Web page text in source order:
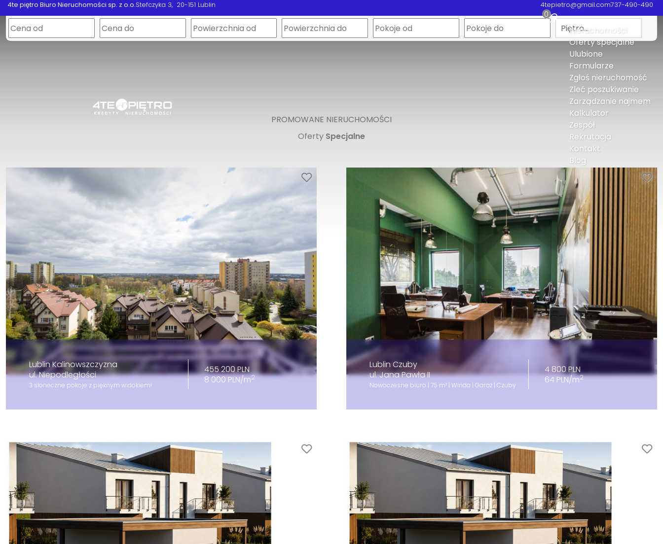
4te piętro Biuro Nieruchomości sp. z o.o.Stefczyka 3 20-151 Lublin 4tepietro@gmail.com737-490-490
0
Nieruchomości
Oferty specjalne
Ulubione
Formularze
Zgłoś nieruchomość
Zleć poszukiwanie
Zarządzanie najmem
Kalkulator
Zespół
Rekrutacja
Kontakt
Blog
Piętro…
PROMOWANE NIERUCHOMOŚCI
Oferty Specjalne
Lublin Kalinowszczyzna
ul. Niepodległości
3 słoneczne pokoje z pięknym widokiem!
455 200 PLN
8 000 PLN/m2
Lublin Czuby
ul. Jana Pawła II
Nowoczesne biuro | 75 m² | Winda | Garaż | Czuby
4 800 PLN
64 PLN/m2